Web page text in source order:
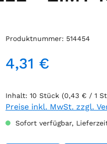
Produktnummer: 514454
Regulärer Preis:
4,31 €
Inhalt: 10 Stück (0,43 € / 1
Preise inkl. MwSt. zzgl.
Sofort verfügbar,